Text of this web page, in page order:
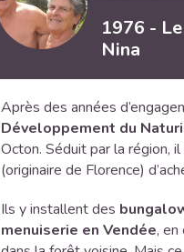
1976 -
Nina
Après des années
Développement du
Octon. Séduit par la région,
(originaire de Florence)
Ils y installent des
menuiserie en Vendée,